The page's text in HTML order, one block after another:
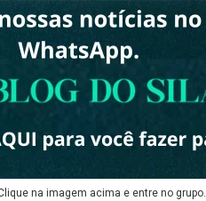
na imagem acima e entre no grupo.